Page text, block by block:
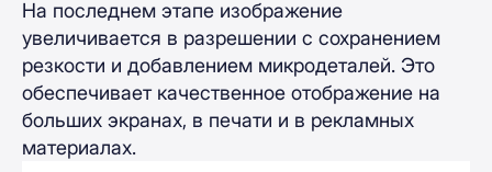
На последнем этапе изображение
увеличивается в разрешении с сохранением
резкости и добавлением микродеталей. Это
обеспечивает качественное отображение на
больших экранах, в печати и в рекламных
материалах.